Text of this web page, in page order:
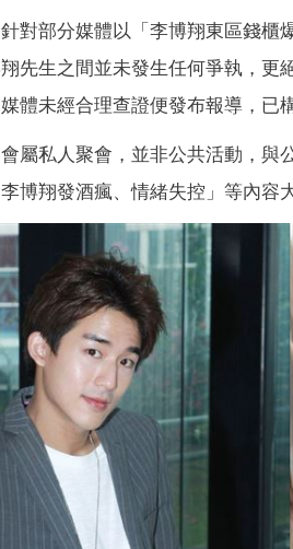
對部分媒體以「李博翔東區錢
先生之間並未發生任何爭執，
體未經合理查證便發布報導，已
屬私人聚會，並非公共活動，
博翔發酒瘋、情緒失控」等內容